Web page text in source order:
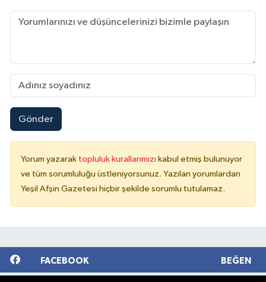
Gönder
Yorum yazarak topluluk kurallarımızı kabul etmiş bulunuyor
ve tüm sorumluluğu üstleniyorsunuz. Yazılan yorumlardan
Yeşil Afşin Gazetesi hiçbir şekilde sorumlu tutulamaz.
FACEBOOK BEĞEN